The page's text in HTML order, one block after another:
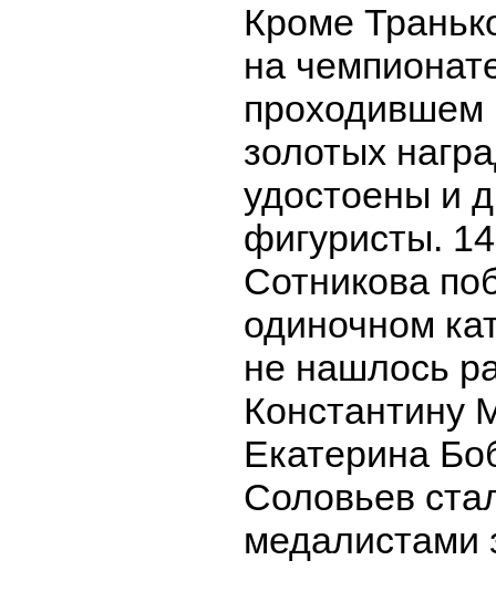
Кроме
на
проходившем
золотых
удостоены и
фигуристы.
Сотникова
одиночном
не нашлось
Константину
Екатерина
Соловьев
медалистами